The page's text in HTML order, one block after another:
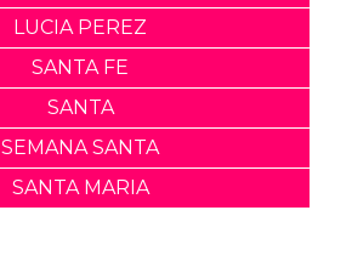
LUCIA PEREZ
SANTA FE
SANTA
SEMANA SANTA
SANTA MARIA